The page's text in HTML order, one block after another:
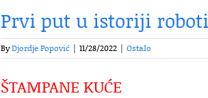
Prvi put u istoriji
ByDjordje Popović | 11/28/2022 | Ostalo
ŠTAMPANE KUĆE